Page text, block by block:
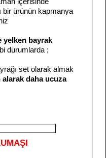
bir ürünün kapmanya
yelken bayrak
durumlarda ;
set olarak almak
alarak daha ucuza